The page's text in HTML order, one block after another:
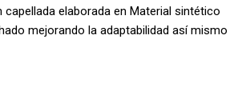
elaborada en Material sintético
mejorando la adaptabilidad así mismo
pie y la parte interna posee textura
platilla acolchada permitiendo una
en el costado lateral dando mayor